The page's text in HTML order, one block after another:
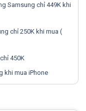
Samsung chỉ 449K khi
chỉ 250K khi mua (
450K
khi mua iPhone